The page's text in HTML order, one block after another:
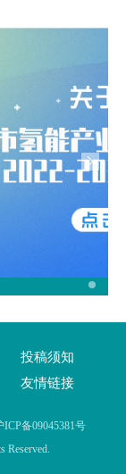
投稿须知
友情链接
备09045381号
Reserved.